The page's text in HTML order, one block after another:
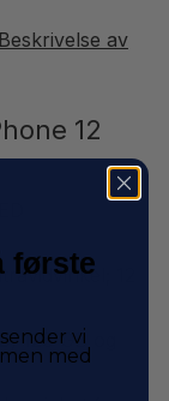
Beskrivelse av
12
12
128 GB og
første
vi
med